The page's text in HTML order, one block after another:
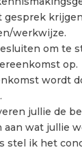
gesprek
werkwijze.
om te
op.
wordt
jullie de
aan wat jullie
stel ik het